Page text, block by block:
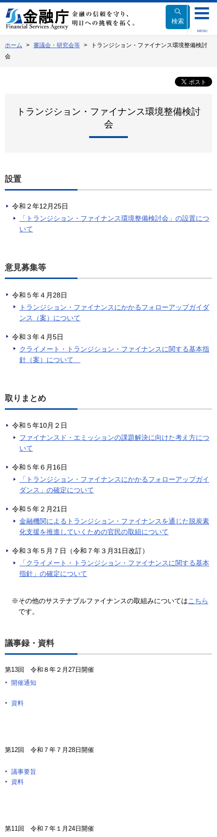
文
へ
動
検索
MENU
ホーム 審議会・研究会等
トランジション・ファイナンス環境整備検討
会
トランジション・ファイナンス環境整備検討
会
設置
令和２年12月25日
「トランジション・ファイナンス環境整備検討会」の設置につ
いて
意見募集等
令和５年４月28日
トランジション・ファイナンスにかかるフォローアップガイダ
ンス（案）について
令和３年４月5日
クライメート・トランジション・ファイナンスに関する基本指
針（案）について
取りまとめ
令和５年10月２日
ファイナンスド・エミッションの課題解決に向けた考え方につ
いて
令和５年６月16日
「トランジション・ファイナンスにかかるフォローアップガイ
ダンス」の確定について
令和５年２月21日
金融機関によるトランジション・ファイナンスを通じた脱炭素
化支援を推進していくための官民の取組について
令和３年５月７日（令和７年３月31日改訂）
「クライメート・トランジション・ファイナンスに関する基本
指針」の確定について
※その他のサステナブルファイナンスの取組みについてはこちら
です。
議事録・資料
第13回 令和８年２月27日開催
開催通知
資料
第12回 令和７年７月28日開催
議事要旨
資料
第11回 令和７年１月24日開催